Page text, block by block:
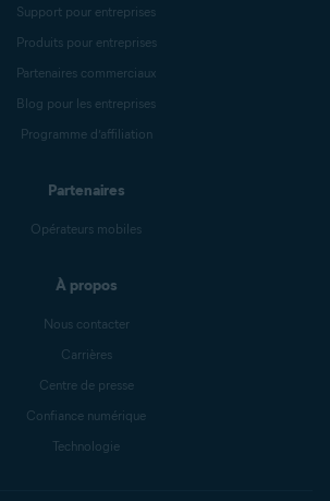
Support pour entreprises
Produits pour entreprises
Partenaires commerciaux
Blog pour les entreprises
Programme d’affiliation
Partenaires
Opérateurs mobiles
À propos
Nous contacter
Carrières
Centre de presse
Confiance numérique
Technologie